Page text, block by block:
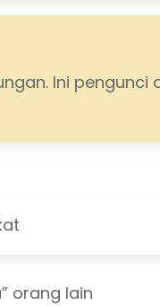
Ini pengunci
orang lain